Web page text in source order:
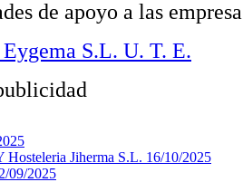
de apoyo a las
S.L. U. T. E.
Hosteleria Jiherma S.L. 16/10/2025
09/2025